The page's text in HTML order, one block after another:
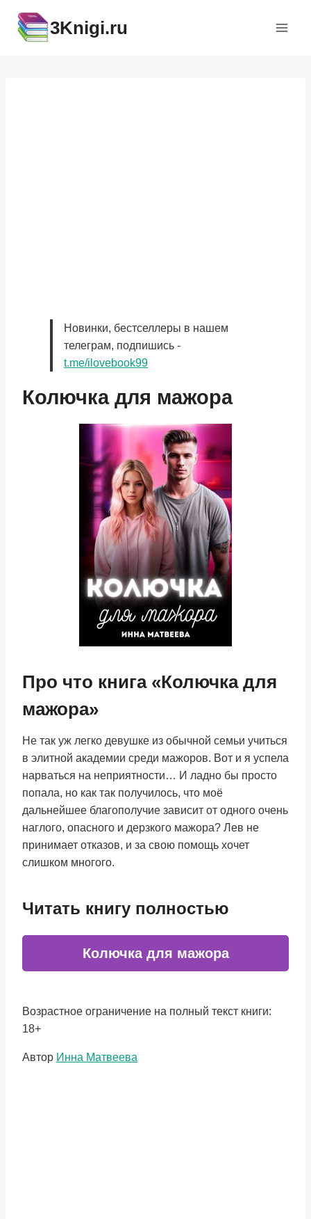
содержимому
3Knigi.ru
Новинки, бестселлеры в нашем
телеграм, подпишись -
t.me/ilovebook99
Колючка для мажора
Про что книга «Колючка для
мажора»
Не так уж легко девушке из обычной семьи учиться
в элитной академии среди мажоров. Вот и я успела
нарваться на неприятности… И ладно бы просто
попала, но как так получилось, что моё
дальнейшее благополучие зависит от одного очень
наглого, опасного и дерзкого мажора? Лев не
принимает отказов, и за свою помощь хочет
слишком многого.
Читать книгу полностью
Колючка для мажора
Возрастное ограничение на полный текст книги:
18+
Метки
Автор Инна Матвеева